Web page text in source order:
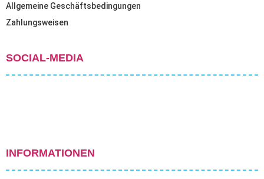
Allgemeine Geschäftsbedingungen
Zahlungsweisen
SOCIAL-MEDIA
INFORMATIONEN